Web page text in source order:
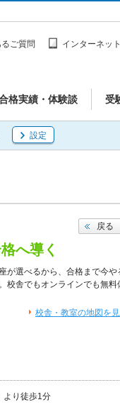
格実績・体験談 受
ご質問 インターネッ
設定
戻る
へ導く
が選べるから、合格まで今や
校舎でもオンラインでも無料
校舎・教室の地図を
より徒歩1分